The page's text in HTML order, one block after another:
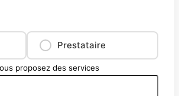
Prestataire
proposez des services